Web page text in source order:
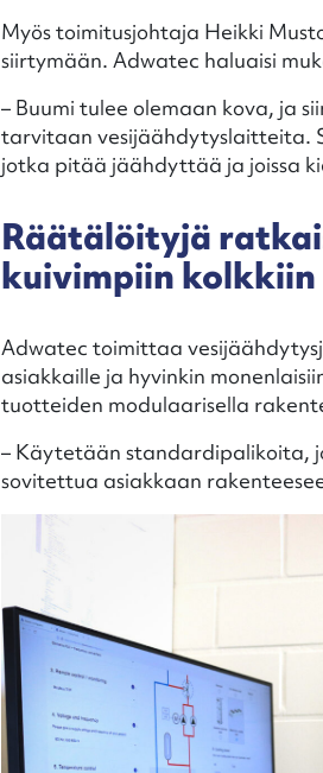
Myös toimitusjohtaja Heikki
siirtymään. Adwatec haluaisi
– Buumi tulee olemaan kova, ja
tarvitaan vesijäähdytyslaitteita.
jotka pitää jäähdyttää ja joissa
Räätälöityjä
kuivimpiin kolkkiin
Adwatec toimittaa
asiakkaille ja hyvinkin
tuotteiden modulaarisella
– Käytetään standardipalikoita,
sovitettua asiakkaan